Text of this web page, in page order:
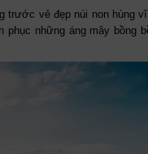
trước vẻ đẹp núi non hùng
phục những áng mây bồng